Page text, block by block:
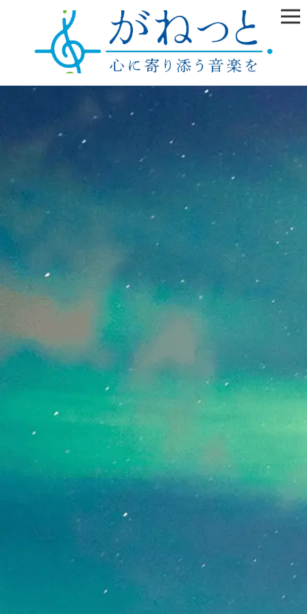
雲の上はいつも晴れ
[!% if (image.url!="") { %] [!% } %]
[%article_date_notime_dot%]
[%new:New%]
[%title%]
ページトップへ